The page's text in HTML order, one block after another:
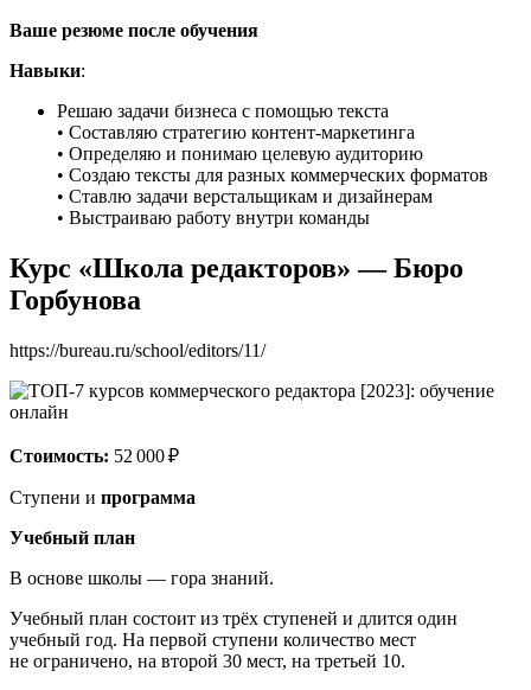
Ваше резюме после обучения
Навыки:
Решаю задачи бизнеса с помощью текста
• Составляю стратегию контент-маркетинга
• Определяю и понимаю целевую аудиторию
• Создаю тексты для разных коммерческих форматов
• Ставлю задачи верстальщикам и дизайнерам
• Выстраиваю работу внутри команды
Курс «Школа редакторов» — Бюро
Горбунова
https://bureau.ru/school/editors/11/
Стоимость: 52 000 ₽
Ступени и программа
Учебный план
В основе школы — гора знаний.
Учебный план состоит из трёх ступеней и длится один
учебный год. На первой ступени количество мест
не ограничено, на второй 30 мест, на третьей 10.